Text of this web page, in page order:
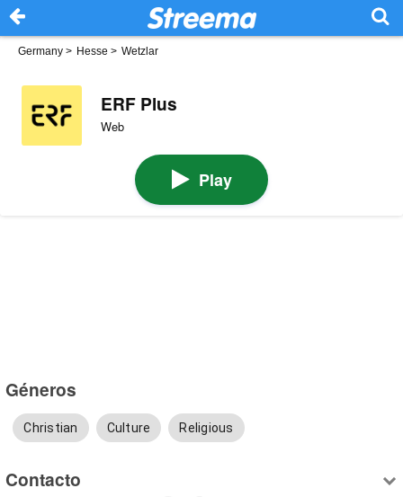
Germany > Hesse > Wetzlar
ERF Plus
Web
Play
Géneros
Christian Culture Religious
Contacto